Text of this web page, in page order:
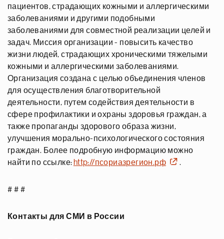
пациентов, страдающих кожными и аллергическими
заболеваниями и другими подобными
заболеваниями для совместной реализации целей и
задач. Миссия организации - повысить качество
жизни людей, страдающих хроническими тяжелыми
кожными и аллергическими заболеваниями.
Организация создана с целью объединения членов
для осуществления благотворительной
деятельности, путем содействия деятельности в
сфере профилактики и охраны здоровья граждан, а
также пропаганды здорового образа жизни,
улучшения морально-психологического состояния
граждан. Более подробную информацию можно
найти по ссылке: http://псориазрегион.рф .
# # #
Контакты для СМИ в России